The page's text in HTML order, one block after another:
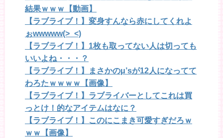
結果ｗｗｗ【動画】
【ラブライブ！】変身すんなら赤にしてくれよ
ぉwwwww(>_<)
【ラブライブ！】1枚も取ってない人は切っても
いいよね・・・？
【ラブライブ！】まさかのμ’sが12人になってて
わろたｗｗｗｗ【画像】
【ラブライブ！】ラブライバーとしてこれは買
っとけ！的なアイテムはなに？
【ラブライブ！】このにこまき可愛すぎだろｗ
ｗｗ【画像】